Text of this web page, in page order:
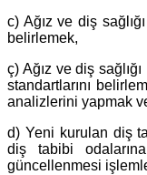
c) Ağız ve diş
belirlemek,
ç) Ağız ve diş
standartlarını
analizlerini yapmak
d) Yeni kurulan diş
diş tabibi
güncellenmesi